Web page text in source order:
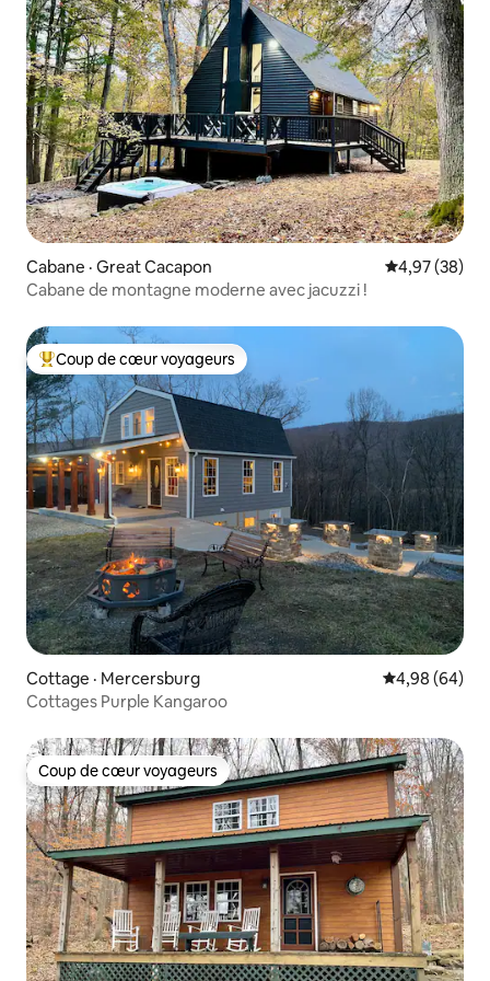
Cabane · Great Cacapon Note
4,97 (38)
Cabane de montagne moderne avec jacuzzi !
Coup de cœur voyageurs parmi les plus aimés
Coup de cœur voyageurs
Cottage · Mercersburg Note
4,98 (64)
Cottages Purple Kangaroo
Coup de cœur voyageurs
Coup de cœur voyageurs